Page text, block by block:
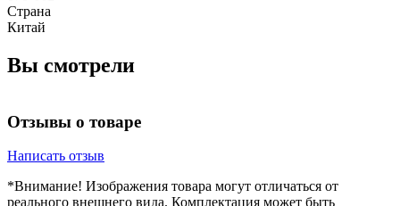
Страна
Китай
Вы смотрели
Отзывы о товаре
Написать отзыв
*Внимание! Изображения товара могут отличаться от
реального внешнего вида. Комплектация может быть